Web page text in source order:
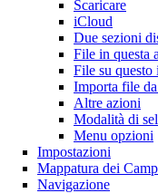
Scaricare
iCloud
Due sezioni
File in questa
File su questo
Importa file
Altre azioni
Modalità di
Menu opzioni
Impostazioni
Mappatura dei
Navigazione